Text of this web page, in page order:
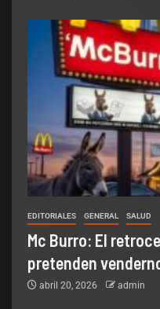
EDITORIALES GENERAL SALUD
Mc Burro: El
pretenden
abril 20, 2026 admin